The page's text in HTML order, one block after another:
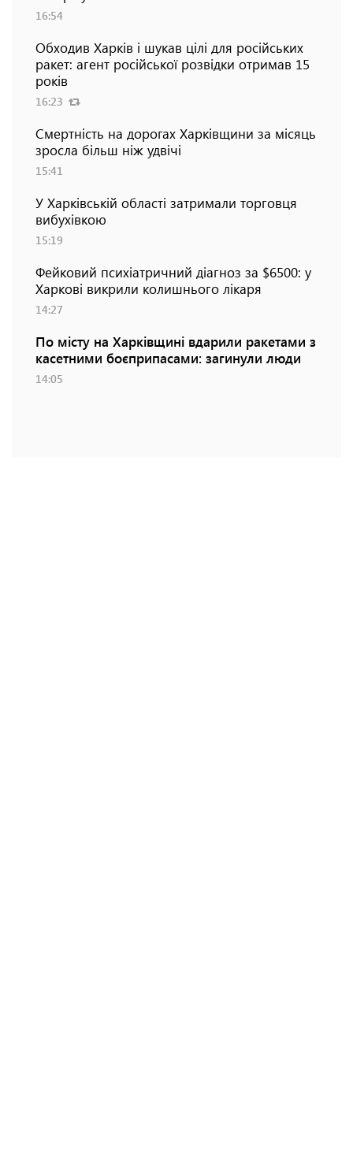
16:54
Обходив Харків і шукав цілі для російських
ракет: агент російської розвідки отримав 15
років
16:23
Смертність на дорогах Харківщини за місяць
зросла більш ніж удвічі
15:41
У Харківській області затримали торговця
вибухівкою
15:19
Фейковий психіатричний діагноз за $6500: у
Харкові викрили колишнього лікаря
14:27
По місту на Харківщині вдарили ракетами з
касетними боєприпасами: загинули люди
14:05